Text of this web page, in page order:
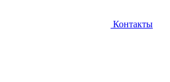
Контакты